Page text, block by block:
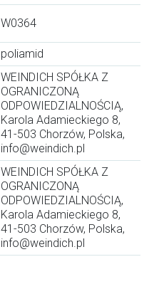
W0364
poliamid
WEINDICH SPÓŁKA Z
OGRANICZONĄ
ODPOWIEDZIALNOŚCIĄ,
Karola Adamieckiego 8,
41-503 Chorzów, Polska,
info@weindich.pl
WEINDICH SPÓŁKA Z
OGRANICZONĄ
ODPOWIEDZIALNOŚCIĄ,
Karola Adamieckiego 8,
41-503 Chorzów, Polska,
info@weindich.pl